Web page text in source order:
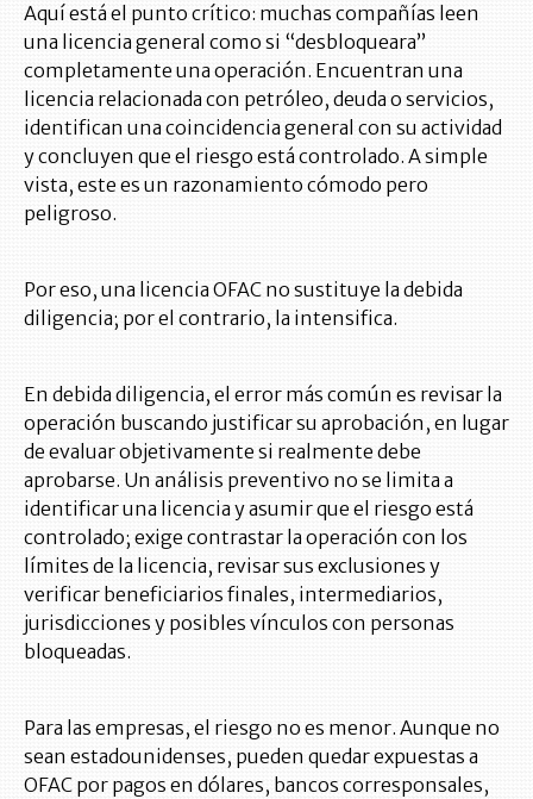
Aquí está el punto crítico: muchas compañías leen
una licencia general como si “desbloqueara”
completamente una operación. Encuentran una
licencia relacionada con petróleo, deuda o servicios,
identifican una coincidencia general con su actividad
y concluyen que el riesgo está controlado. A simple
vista, este es un razonamiento cómodo pero
peligroso.
Por eso, una licencia OFAC no sustituye la debida
diligencia; por el contrario, la intensifica.
En debida diligencia, el error más común es revisar la
operación buscando justificar su aprobación, en lugar
de evaluar objetivamente si realmente debe
aprobarse. Un análisis preventivo no se limita a
identificar una licencia y asumir que el riesgo está
controlado; exige contrastar la operación con los
límites de la licencia, revisar sus exclusiones y
verificar beneficiarios finales, intermediarios,
jurisdicciones y posibles vínculos con personas
bloqueadas.
Para las empresas, el riesgo no es menor. Aunque no
sean estadounidenses, pueden quedar expuestas a
OFAC por pagos en dólares, bancos corresponsales,